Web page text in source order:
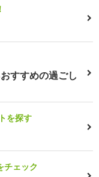
すすめの過ごし
を探す
チェック